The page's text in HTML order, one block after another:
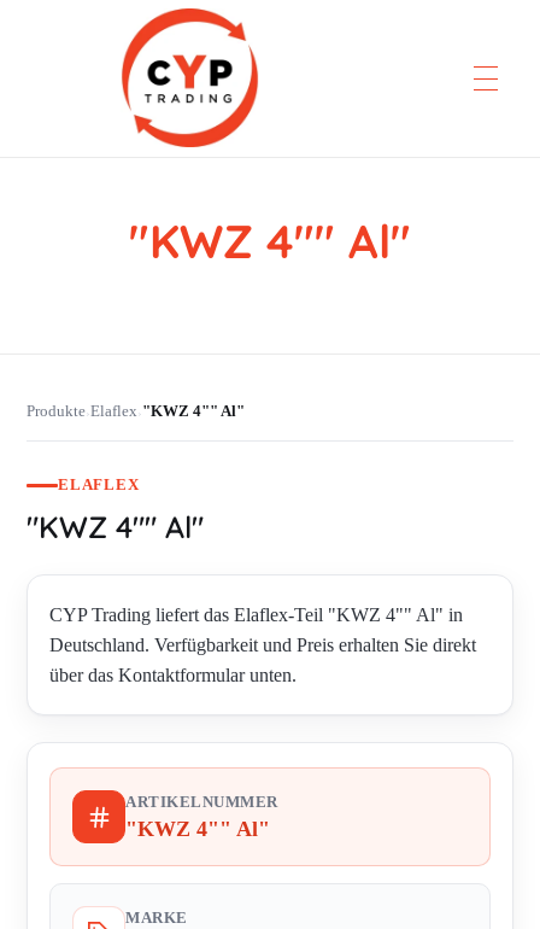
CYP Trading
Professionelle Ersatzteilbeschaffung
"KWZ 4"" Al"
Produkte›Elaflex›"KWZ 4"" Al"
ELAFLEX
"KWZ 4"" Al"
CYP Trading liefert das Elaflex-Teil "KWZ 4"" Al" in
Deutschland. Verfügbarkeit und Preis erhalten Sie direkt
über das Kontaktformular unten.
ARTIKELNUMMER
"KWZ 4"" Al"
MARKE